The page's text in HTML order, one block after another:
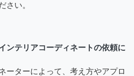
さい。
ンテリアコーディネートの依頼に
ーターによって、考え方やアプロ